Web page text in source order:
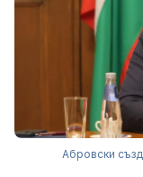
Абровски